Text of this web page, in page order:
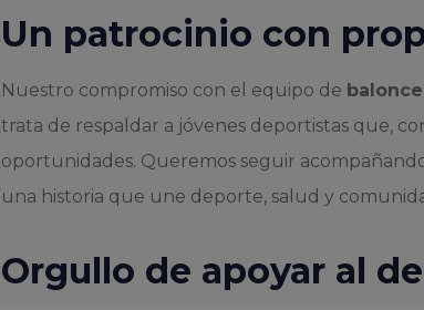
Un patrocinio con
Nuestro compromiso con el equipo de
trata de respaldar a jóvenes deportistas que,
oportunidades. Queremos seguir
una historia que une deporte, salud y
Orgullo de apoyar al